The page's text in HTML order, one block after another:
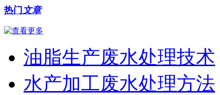
热门 文章
油脂生产废水处理技术
水产加工废水处理方法